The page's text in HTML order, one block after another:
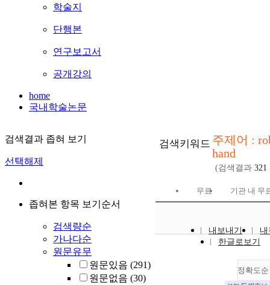
학술지
단행본
연구보고서
공개강의
home
국내학술논문
검색결과 좁혀 보기
선택해제
좁혀본 항목 보기순서
검색량순
가나다순
원문유무
원문있음 (291)
원문없음 (30)
검색키워드 주제어 :
hand
(검색결과 321
무료 기관 내 무
내보내기
한글로보기
정확도순